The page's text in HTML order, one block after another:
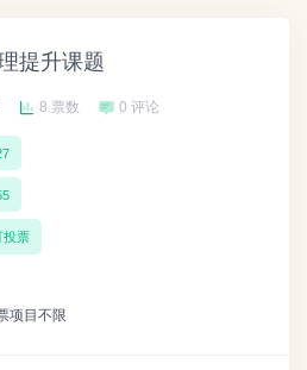
提升课题
8 票数 0 评论
投票
项目不限